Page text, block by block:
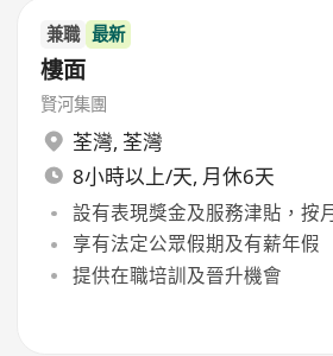
兼職 最新
樓面
賢河集團
荃灣, 荃灣
8小時以上/天, 月休6天
設有表現獎金及服務津貼，按
享有法定公眾假期及有薪年假
提供在職培訓及晉升機會